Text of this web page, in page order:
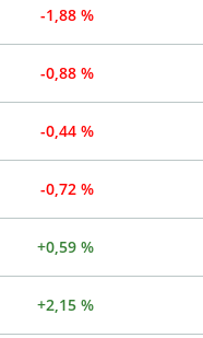
-1,88 %
-0,88 %
-0,44 %
-0,72 %
+0,59 %
+2,15 %